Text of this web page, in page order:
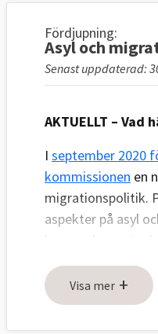
Fördjupning:
Asyl och
Senast uppdaterad:
AKTUELLT – Vad
I september 2020
kommissionen en
migrationspolitik.
aspekter på asyl
integration,
lagliga vägar och
och transitländer.
Visa mer +